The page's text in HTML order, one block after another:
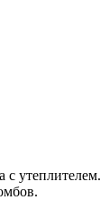
с утеплителем.